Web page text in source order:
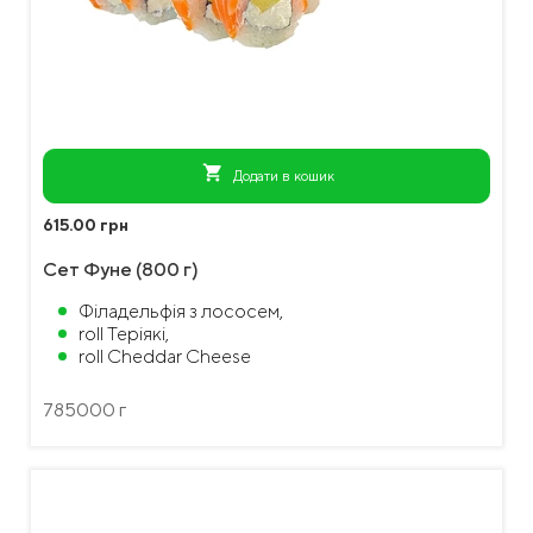
shopping_cart Додати в кошик
615.00 грн
Сет Фуне (800 г)
Філадельфія з лососем,
roll Теріякі,
roll Cheddar Cheese
785000 г